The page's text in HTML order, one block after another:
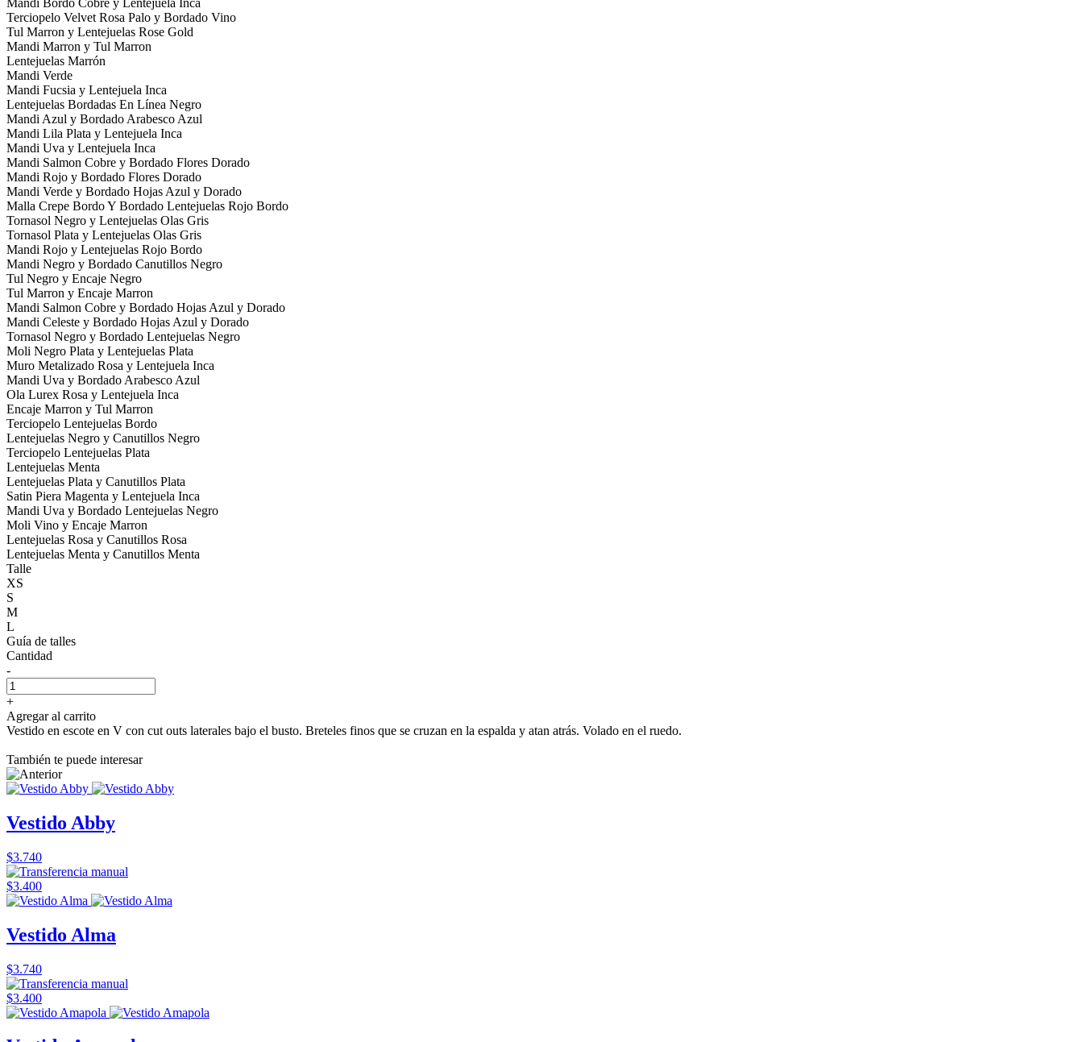
Terciopelo Velvet Rosa Palo y Bordado Vino
Tul Marron y Lentejuelas Rose Gold
Mandi Marron y Tul Marron
Lentejuelas Marrón
Mandi Verde
Mandi Fucsia y Lentejuela Inca
Lentejuelas Bordadas En Línea Negro
Mandi Azul y Bordado Arabesco Azul
Mandi Lila Plata y Lentejuela Inca
Mandi Uva y Lentejuela Inca
Mandi Salmon Cobre y Bordado Flores Dorado
Mandi Rojo y Bordado Flores Dorado
Mandi Verde y Bordado Hojas Azul y Dorado
Malla Crepe Bordo Y Bordado Lentejuelas Rojo Bordo
Tornasol Negro y Lentejuelas Olas Gris
Tornasol Plata y Lentejuelas Olas Gris
Mandi Rojo y Lentejuelas Rojo Bordo
Mandi Negro y Bordado Canutillos Negro
Tul Negro y Encaje Negro
Tul Marron y Encaje Marron
Mandi Salmon Cobre y Bordado Hojas Azul y Dorado
Mandi Celeste y Bordado Hojas Azul y Dorado
Tornasol Negro y Bordado Lentejuelas Negro
Moli Negro Plata y Lentejuelas Plata
Muro Metalizado Rosa y Lentejuela Inca
Mandi Uva y Bordado Arabesco Azul
Ola Lurex Rosa y Lentejuela Inca
Encaje Marron y Tul Marron
Terciopelo Lentejuelas Bordo
Lentejuelas Negro y Canutillos Negro
Terciopelo Lentejuelas Plata
Lentejuelas Menta
Lentejuelas Plata y Canutillos Plata
Satin Piera Magenta y Lentejuela Inca
Mandi Uva y Bordado Lentejuelas Negro
Moli Vino y Encaje Marron
Lentejuelas Rosa y Canutillos Rosa
Lentejuelas Menta y Canutillos Menta
Talle
XS
S
M
L
Guía de talles
Cantidad
-
+
Agregar al carrito
Vestido en escote en V con cut outs laterales bajo el busto. Breteles finos que se cruzan en la espalda y atan atrás. Volado en el ruedo.
También te puede interesar
Vestido Abby
$3.740
$3.400
Vestido Alma
$3.740
$3.400